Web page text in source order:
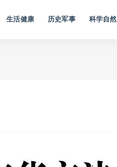
生活健康 历史军事 科学自然